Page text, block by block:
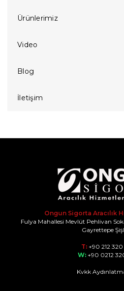
Ürünlerimiz
Video
Blog
İletişim
Ongun Sigorta Aracılık
Fulya Mahallesi Mevlüt Pehlivan
Gayrettepe
T:+90 212 320
W:+90 0212
Kvkk